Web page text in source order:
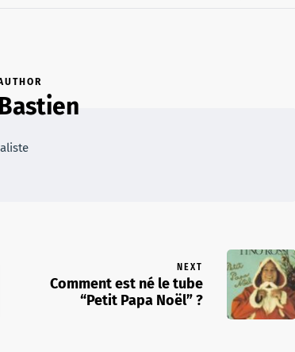
NEXT
Comment est né le tube
“Petit Papa Noël” ?